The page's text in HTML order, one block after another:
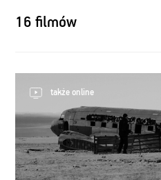
16 filmów
także online